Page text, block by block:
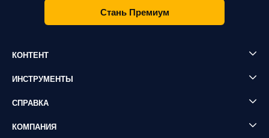
Стань Премиум
КОНТЕНТ
ИНСТРУМЕНТЫ
СПРАВКА
КОМПАНИЯ